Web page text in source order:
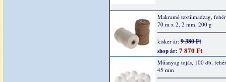
Makramé textilmadzag,
70 m x 2, 2 mm, 200 g
kisker ár: 9 380 Ft
shop ár: 7 870 Ft
Műanyag tojás, 100 db,
45 mm